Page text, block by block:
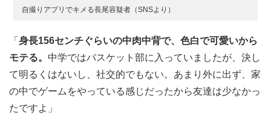
自撮りアプリでキメる長尾容疑者（SNSより）
「 身長156センチぐらいの中肉中背で、色白で可愛いから
モテる。 中学ではバスケット部に入っていましたが、決し
て明るくはないし、社交的でもない。あまり外に出ず、家
の中でゲームをやっている感じだったから友達は少なかっ
たですよ」